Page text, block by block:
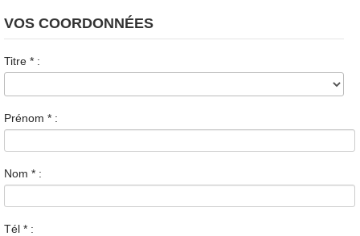
VOS COORDONNÉES
Titre * :
Prénom * :
Nom * :
Tél * :